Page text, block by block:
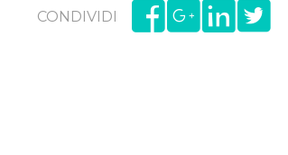
CONDIVIDI